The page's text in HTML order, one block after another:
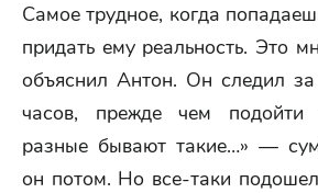
Самое трудное, когда
придать ему реальность. Это
объяснил Антон. Он следил
часов, прежде чем
разные бывают такие…» —
он потом. Но все-таки